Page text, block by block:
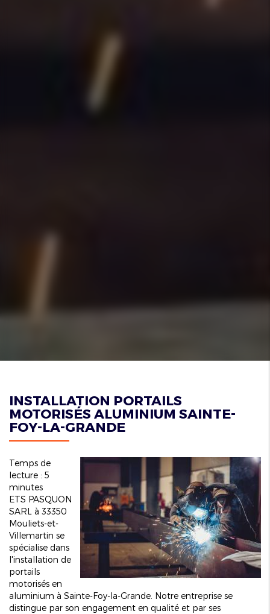
INSTALLATION PORTAILS
MOTORISÉS ALUMINIUM SAINTE-
FOY-LA-GRANDE
Temps de
lecture : 5
minutes
ETS PASQUON
SARL à 33350
Mouliets-et-
Villemartin se
spécialise dans
l'installation de
portails
motorisés en
aluminium à Sainte-Foy-la-Grande. Notre entreprise se
distingue par son engagement en qualité et par ses